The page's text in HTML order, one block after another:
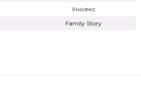
Унісекс
Family Story